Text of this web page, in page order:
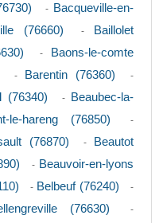
- Bacqueville-en-
(76660) -
Baillolet
-
Baons-le-comte
- Barentin (76360) -
(76340) -
Beaubec-la-
le-hareng (76850) -
(76870) -
Beautot
- Beauvoir-en-lyons
- Belbeuf (76240) -
(76630) -